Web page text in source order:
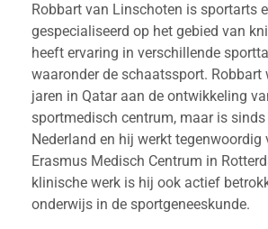
Robbart van Linschoten is sportarts
gespecialiseerd op het gebied van
heeft ervaring in verschillende
waaronder de schaatssport. Robbart
jaren in Qatar aan de ontwikkeling
sportmedisch centrum, maar is
Nederland en hij werkt tegenwoordig
Erasmus Medisch Centrum in
klinische werk is hij ook actief
onderwijs in de sportgeneeskunde.